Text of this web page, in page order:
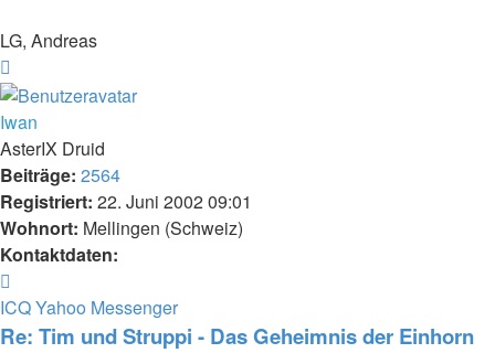
LG, Andreas
oben
Iwan
AsterIX Druid
Beiträge: 2564
Registriert: 22. Juni 2002 09:01
Wohnort: Mellingen (Schweiz)
Kontaktdaten:
von
Iwan
ICQYahoo Messenger
Re: Tim und Struppi - Das Geheimnis der Einhorn